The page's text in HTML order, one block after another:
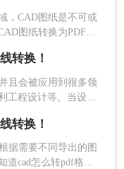
可。
将CAD文件转换为高
，CAD图纸是不可或
图纸转换为PDF格
此备受青睐。那么如
将CAD图纸转换为
。
转换！
且会被应用到很多领
工程设计等。当设计
把图纸转换成PDF
下面给大家分享一个
转换！
据需要不同导出的图
道cad怎么转pdf格